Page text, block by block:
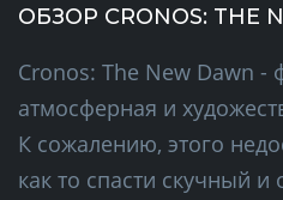
ОБЗОР CRONOS: THE
Cronos: The New Dawn -
атмосферная и
К сожалению, этого
как то спасти скучный